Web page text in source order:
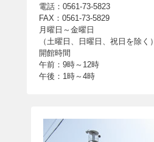
電話：0561-73-5823
FAX：0561-73-5829
月曜日～金曜日
（土曜日、日曜日、祝日を除く）
開館時間
午前：9時～12時
午後：1時～4時